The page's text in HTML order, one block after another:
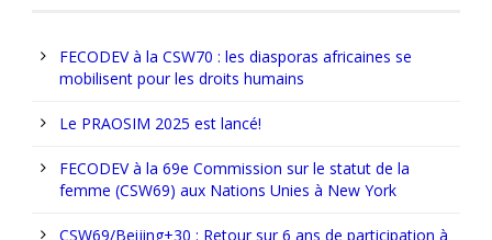
FECODEV à la CSW70 : les diasporas africaines se
mobilisent pour les droits humains
Le PRAOSIM 2025 est lancé!
FECODEV à la 69e Commission sur le statut de la
femme (CSW69) aux Nations Unies à New York
CSW69/Beijing+30 : Retour sur 6 ans de participation à